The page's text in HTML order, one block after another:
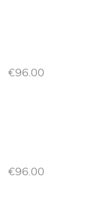
€96.00
€96.00